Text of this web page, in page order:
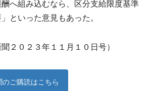
へ組み込むなら、区分支給限度基準
といった意見もあった。
２０２３年１１月１０日号）
ご購読はこちら